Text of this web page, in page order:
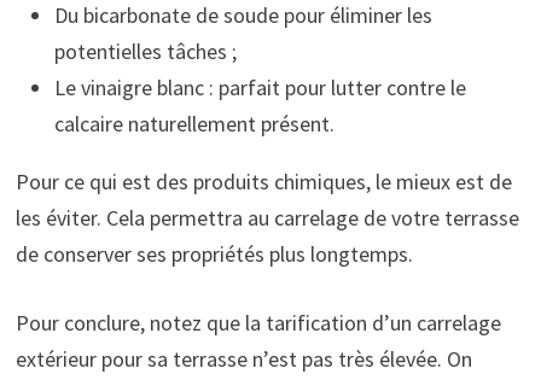
Du bicarbonate de soude pour éliminer les
potentielles tâches ;
Le vinaigre blanc : parfait pour lutter contre le
calcaire naturellement présent.
Pour ce qui est des produits chimiques, le mieux est de
les éviter. Cela permettra au carrelage de votre terrasse
de conserver ses propriétés plus longtemps.
Pour conclure, notez que la tarification d’un carrelage
extérieur pour sa terrasse n’est pas très élevée. On